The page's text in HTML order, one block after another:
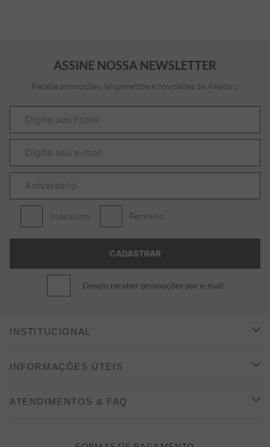
ASSINE NOSSA NEWSLETTER
Receba promoções, lançamentos e novidades da Aleatory
Masculino Feminino
Desejo receber promoções por e-mail
INSTITUCIONAL
CONHEÇA A ALEATORY
INFORMAÇÕES ÚTEIS
FORMAS DE PAGAMENTO
ATENDIMENTOS & FAQ